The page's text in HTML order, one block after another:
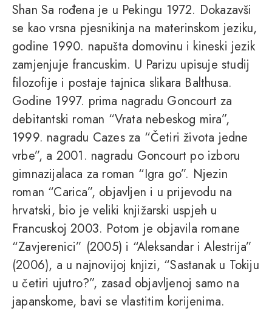
Shan Sa rođena je u Pekingu 1972. Dokazavši
se kao vrsna pjesnikinja na materinskom jeziku,
godine 1990. napušta domovinu i kineski jezik
zamjenjuje francuskim. U Parizu upisuje studij
filozofije i postaje tajnica slikara Balthusa.
Godine 1997. prima nagradu Goncourt za
debitantski roman “Vrata nebeskog mira”,
1999. nagradu Cazes za “Četiri života jedne
vrbe”, a 2001. nagradu Goncourt po izboru
gimnazijalaca za roman “Igra go”. Njezin
roman “Carica”, objavljen i u prijevodu na
hrvatski, bio je veliki knjižarski uspjeh u
Francuskoj 2003. Potom je objavila romane
“Zavjerenici” (2005) i “Aleksandar i Alestrija”
(2006), a u najnovijoj knjizi, “Sastanak u Tokiju
u četiri ujutro?”, zasad objavljenoj samo na
japanskome, bavi se vlastitim korijenima.